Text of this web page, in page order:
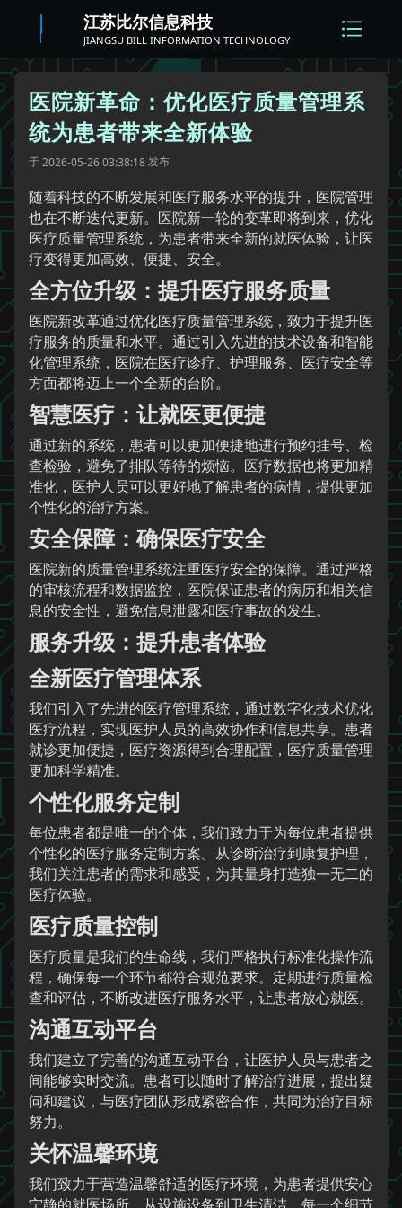
江苏比尔信息科技
JIANGSU BILL INFORMATION TECHNOLOGY
医院新革命：优化医疗质量管理系
统为患者带来全新体验
于2026-05-26 03:38:18发布
随着科技的不断发展和医疗服务水平的提升，医院管理
也在不断迭代更新。医院新一轮的变革即将到来，优化
医疗质量管理系统，为患者带来全新的就医体验，让医
疗变得更加高效、便捷、安全。
全方位升级：提升医疗服务质量
医院新改革通过优化医疗质量管理系统，致力于提升医
疗服务的质量和水平。通过引入先进的技术设备和智能
化管理系统，医院在医疗诊疗、护理服务、医疗安全等
方面都将迈上一个全新的台阶。
智慧医疗：让就医更便捷
通过新的系统，患者可以更加便捷地进行预约挂号、检
查检验，避免了排队等待的烦恼。医疗数据也将更加精
准化，医护人员可以更好地了解患者的病情，提供更加
个性化的治疗方案。
安全保障：确保医疗安全
医院新的质量管理系统注重医疗安全的保障。通过严格
的审核流程和数据监控，医院保证患者的病历和相关信
息的安全性，避免信息泄露和医疗事故的发生。
服务升级：提升患者体验
全新医疗管理体系
我们引入了先进的医疗管理系统，通过数字化技术优化
医疗流程，实现医护人员的高效协作和信息共享。患者
就诊更加便捷，医疗资源得到合理配置，医疗质量管理
更加科学精准。
个性化服务定制
每位患者都是唯一的个体，我们致力于为每位患者提供
个性化的医疗服务定制方案。从诊断治疗到康复护理，
我们关注患者的需求和感受，为其量身打造独一无二的
医疗体验。
医疗质量控制
医疗质量是我们的生命线，我们严格执行标准化操作流
程，确保每一个环节都符合规范要求。定期进行质量检
查和评估，不断改进医疗服务水平，让患者放心就医。
沟通互动平台
我们建立了完善的沟通互动平台，让医护人员与患者之
间能够实时交流。患者可以随时了解治疗进展，提出疑
问和建议，与医疗团队形成紧密合作，共同为治疗目标
努力。
关怀温馨环境
我们致力于营造温馨舒适的医疗环境，为患者提供安心